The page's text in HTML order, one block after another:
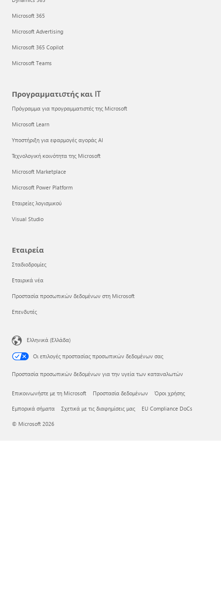
Microsoft 365
Microsoft Advertising
Microsoft 365 Copilot
Microsoft Teams
Προγραμματιστής και IT
Πρόγραμμα για προγραμματιστές της Microsoft
Microsoft Learn
Υποστήριξη για εφαρμογές αγοράς AI
Τεχνολογική κοινότητα της Microsoft
Microsoft Marketplace
Microsoft Power Platform
Εταιρείες λογισμικού
Visual Studio
Εταιρεία
Σταδιοδρομίες
Εταιρικά νέα
Προστασία προσωπικών δεδομένων στη Microsoft
Επενδυτές
Ελληνικά (Ελλάδα)
Οι επιλογές προστασίας προσωπικών δεδομένων σας
Προστασία προσωπικών δεδομένων για την υγεία των καταναλωτών
Επικοινωνήστε με τη Microsoft Προστασία δεδομένων Όροι χρήσης
Εμπορικά σήματα Σχετικά με τις διαφημίσεις μας EU Compliance DoCs
© Microsoft 2026